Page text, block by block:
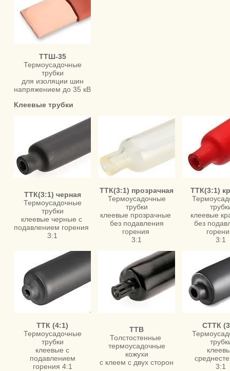
ТТШ-35
Термоусадочные
трубки
для изоляции шин
напряжением до 35 кВ
Клеевые трубки
ТТК(3:1) черная
Термоусадочные
трубки
клеевые черные с
подавлением горения
3:1
ТТК(3:1) прозрачная
Термоусадочные
трубки
клеевые прозрачные
без подавления
горения
3:1
ТТК(3:1)
клеевые
без
3:1
ТТК (4:1)
Термоусадочные
трубки
клеевые с
подавлением
горения 4:1
ТТВ
Толстостенные
термоусадочные
кожухи
с клеем с двух сторон
СТТК
3:1